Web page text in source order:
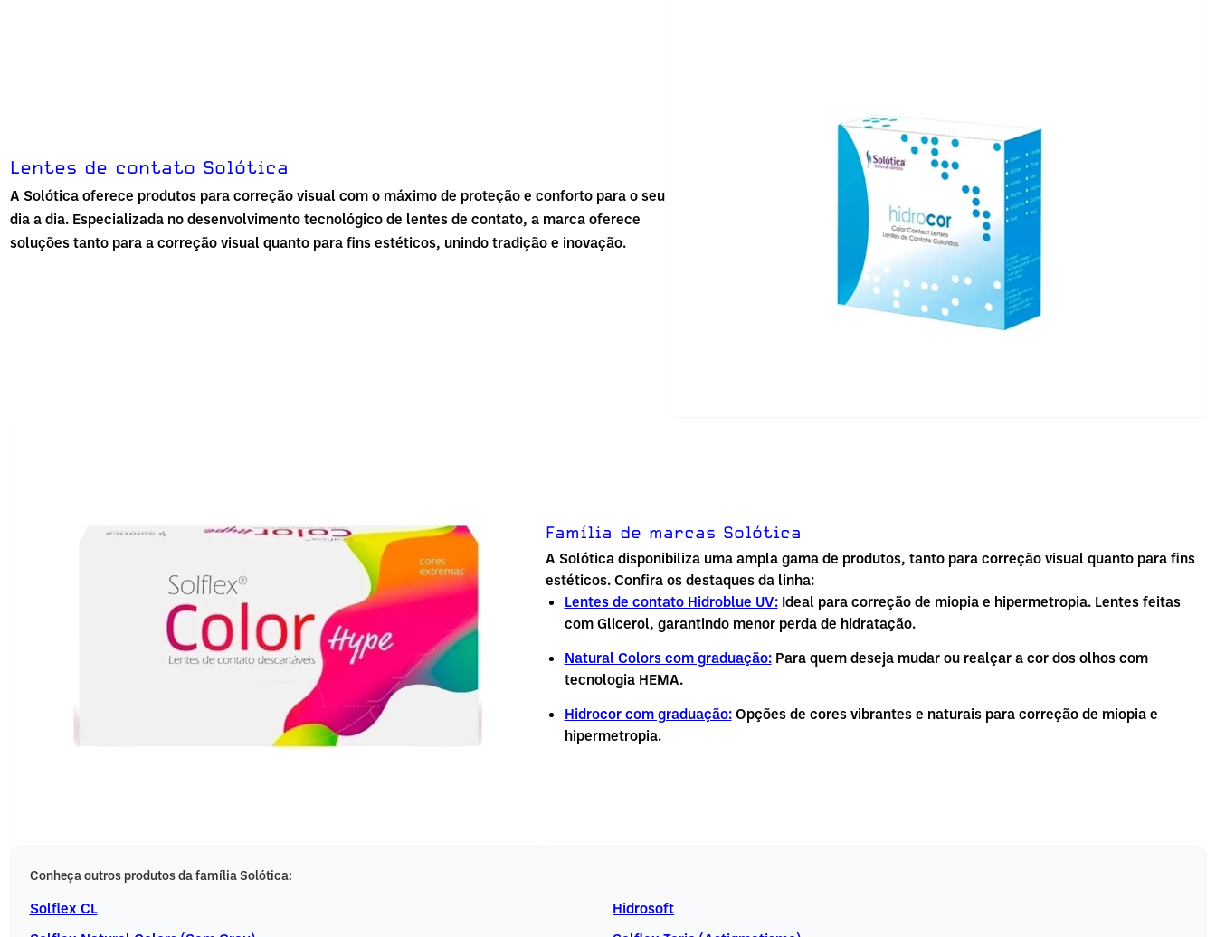
Lentes de contato Solótica
A Solóticaoferece produtos para correção visual com o máximo de proteção e conforto para o seu
dia a dia. Especializada no desenvolvimento tecnológico de lentes de contato, a marca oferece
soluções tanto para a correção visual quanto para fins estéticos, unindo tradição e inovação.
Família de marcas Solótica
A Solótica disponibiliza uma ampla gama de produtos, tanto para correção visual quanto para fins
estéticos. Confira os destaques da linha:
Lentes de contato Hidroblue UV:Ideal para correção de miopia e hipermetropia. Lentes feitas
com Glicerol, garantindo menor perda de hidratação.
Natural Colors com graduação:Para quem deseja mudar ou realçar a cor dos olhos com
tecnologia HEMA.
Hidrocor com graduação:Opções de cores vibrantes e naturais para correção de miopia e
hipermetropia.
Conheça outros produtos da família Solótica:
Solflex CL
Hidrosoft